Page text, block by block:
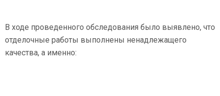
В ходе проведенного обследования было выявлено, что
отделочные работы выполнены ненадлежащего
качества, а именно: